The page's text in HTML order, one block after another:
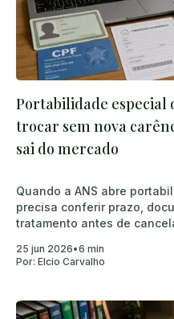
Portabilidade especial
trocar sem nova
sai do mercado
Quando a ANS abre
precisa conferir prazo,
tratamento antes de
25 jun 2026•6 min
Por: Elcio Carvalho